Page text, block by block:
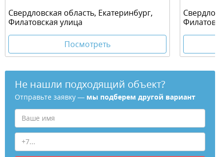
Свердловская область, Екатеринбург,
Филатовская улица
Посмотреть
Не нашли подходящий объект?
Отправьте заявку — мы подберем другой вариант